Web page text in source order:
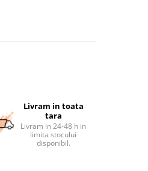
Livram in toata
tara
Livram in 24-48 h in
limita stocului
disponibil.